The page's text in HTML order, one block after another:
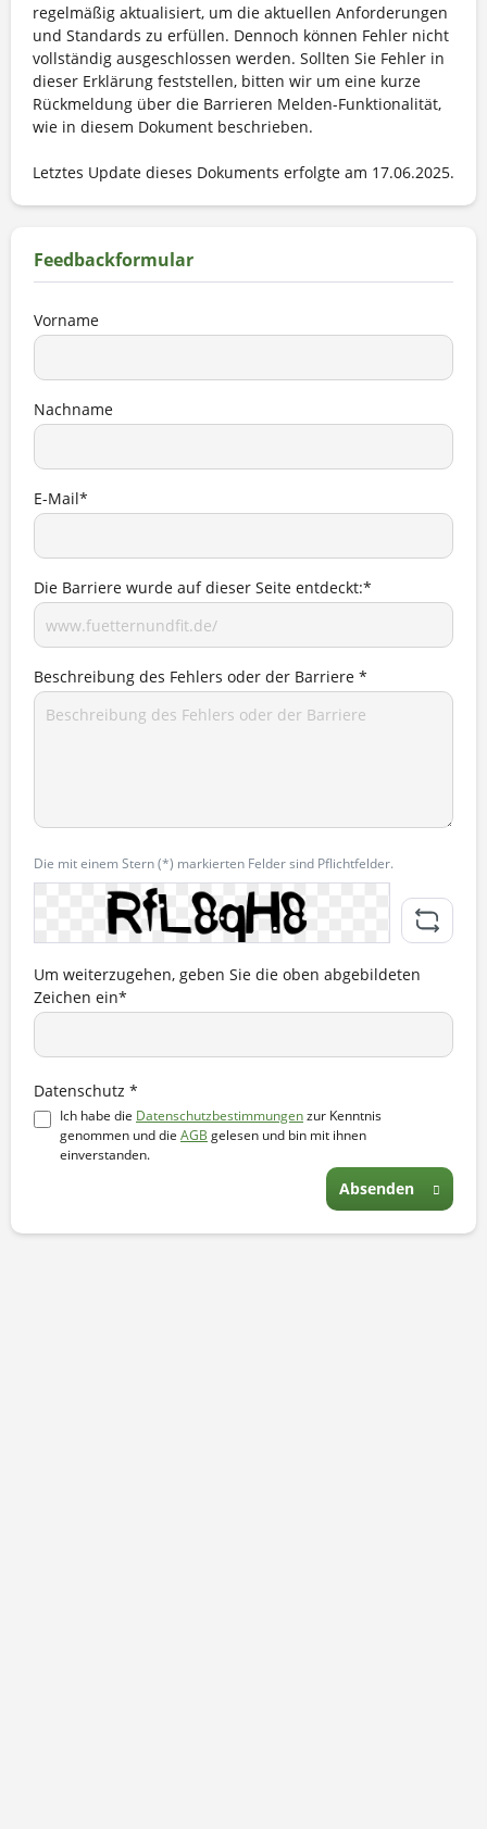
regelmäßig aktualisiert, um die aktuellen Anforderungen
und Standards zu erfüllen. Dennoch können Fehler nicht
vollständig ausgeschlossen werden. Sollten Sie Fehler in
dieser Erklärung feststellen, bitten wir um eine kurze
Rückmeldung über die Barrieren Melden-Funktionalität,
wie in diesem Dokument beschrieben.
Letztes Update dieses Dokuments erfolgte am 17.06.2025.
Feedbackformular
Vorname
Nachname
E-Mail*
Die Barriere wurde auf dieser Seite entdeckt:*
Beschreibung des Fehlers oder der Barriere *
Die mit einem Stern (*) markierten Felder sind Pflichtfelder.
Um weiterzugehen, geben Sie die oben abgebildeten
Zeichen ein*
Datenschutz *
Ich habe die Datenschutzbestimmungenzur Kenntnis
genommen und die AGB gelesen und bin mit ihnen
einverstanden.
Absenden